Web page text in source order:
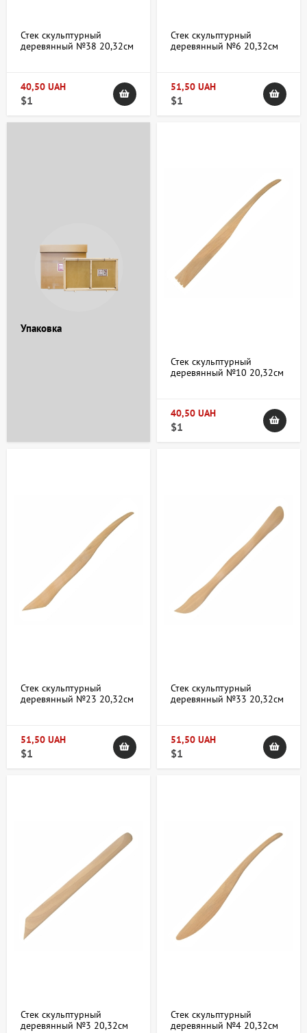
Стек скульптурный
деревянный №38 20,32см
40,50 UAH
$1
Стек скульптурный
деревянный №6 20,32см
51,50 UAH
$1
Упаковка
Стек скульптурный
деревянный №10 20,32см
40,50 UAH
$1
Стек скульптурный
деревянный №23 20,32см
51,50 UAH
$1
Стек скульптурный
деревянный №33 20,32см
51,50 UAH
$1
Стек скульптурный
деревянный №3 20,32см
Стек скульптурный
деревянный №4 20,32см